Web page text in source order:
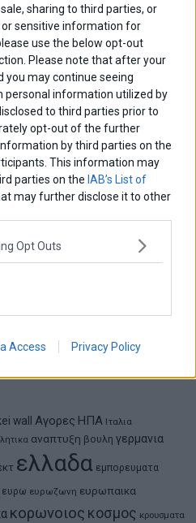
sharing to third parties, or
sensitive information for
use the below opt-out
Please note that after your
you may continue seeing
personal information utilized by
to third parties prior to
opt-out of the further
by third parties on the
This information may
parties on the IAB’s List of
may further disclose it to other
Opt Outs
Access Privacy Policy
από την ψυχή…
δεν αντέχει βολικές ερμηνείες
καταγγελία: Η Ελλάδα πάντα
Μεσσία
wall Αγορες ΗΠΑ Ιταλια
αναπτυξη βουλη γερμανια
ελλαδα εμπορευματα
ευρω ευρωζωνη ευρωπαικα
κορωνοιος κοσμος κρουσματα